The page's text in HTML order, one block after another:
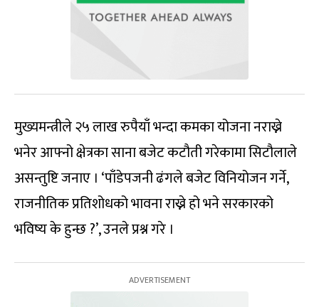
मुख्यमन्त्रीले २५ लाख रुपैयाँ भन्दा कमका योजना नराख्ने
भनेर आफ्नो क्षेत्रका साना बजेट कटौती गरेकामा सिटौलाले
असन्तुष्टि जनाए । ‘पाँडेपजनी ढंगले बजेट विनियोजन गर्ने,
राजनीतिक प्रतिशोधको भावना राख्ने हो भने सरकारको
भविष्य के हुन्छ ?’, उनले प्रश्न गरे ।